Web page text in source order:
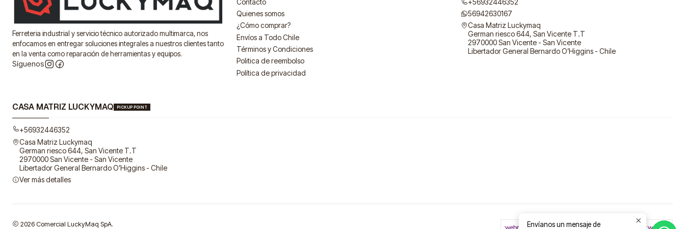
Ferreteria industrial y servicio técnico autorizado multimarca, nos
enfocamos en entregar soluciones integrales a nuestros clientes tanto
en la venta como reparación de herramientas y equipos.
Síguenos
Quienes somos
¿Cómo comprar?
Envíos a Todo Chile
Términos y Condiciones
Politica de reembolso
Política de privacidad
56942630167
Casa Matriz Luckymaq
German riesco 644, San Vicente T.T
2970000 San Vicente - San Vicente
Libertador General Bernardo O’Higgins - Chile
CASA MATRIZ LUCKYMAQ PICKUP POINT
+56932446352
Casa Matriz Luckymaq
German riesco 644, San Vicente T.T
2970000 San Vicente - San Vicente
Libertador General Bernardo O’Higgins - Chile
Ver más detalles
2026 Comercial LuckyMaq SpA. Envíanos un mensaje de